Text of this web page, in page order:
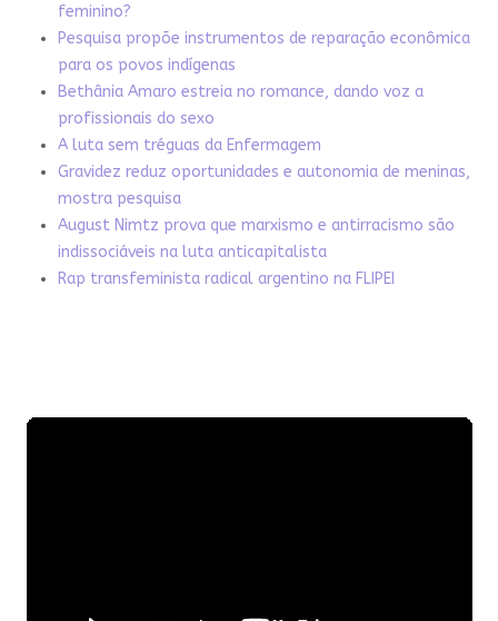
feminino?
Pesquisa propõe instrumentos de reparação econômica
para os povos indígenas
Bethânia Amaro estreia no romance, dando voz a
profissionais do sexo
A luta sem tréguas da Enfermagem
Gravidez reduz oportunidades e autonomia de meninas,
mostra pesquisa
August Nimtz prova que marxismo e antirracismo são
indissociáveis na luta anticapitalista
Rap transfeminista radical argentino na FLIPEI